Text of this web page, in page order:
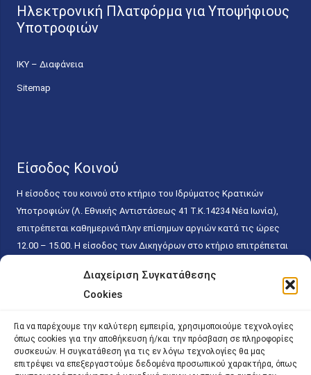
Διαχείριση Συγκατάθεσης
Cookies
Για να παρέχουμε την καλύτερη εμπειρία, χρησιμοποιούμε τεχνολογίες
όπως cookies για την αποθήκευση ή/και την πρόσβαση σε πληροφορίες
συσκευών. Η συγκατάθεση για τις εν λόγω τεχνολογίες θα μας
επιτρέψει να επεξεργαστούμε δεδομένα προσωπικού χαρακτήρα, όπως
Ηλεκτρονική Πλατφόρμα για Υποψήφιους
Υποτροφιών
ΙΚΥ – Διαφάνεια
Sitemap
Είσοδος Κοινού
Η είσοδος του κοινού στο κτήριο του Ιδρύματος Κρατικών
Υποτροφιών (Λ. Εθνικής Αντιστάσεως 41 T.K.14234 Νέα Ιωνία),
επιτρέπεται καθημερινά πλην επίσημων αργιών κατά τις ώρες
12.00 – 15.00. Η είσοδος των Δικηγόρων στο κτήριο επιτρέπεται
κάθε εργάσιμη ημέρα και ώρα χωρίς κανέναν χρονικό ή άλλο
περιορισμό. Η είσοδος του κοινού ειδικά στο γραφείο του
15.00. Η εξυπηρέτηση του κοινού πραγματοποιείται βάσει των
παγίων ισχυουσών διατάξεων. Για την αποφυγή συνωστισμού
εντός του εσωτερικού χώρου εξυπηρέτησης και αναμονής του